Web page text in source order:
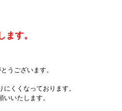
ます。
うございます。
くくなっております。
いたします。